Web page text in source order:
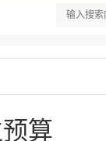
算